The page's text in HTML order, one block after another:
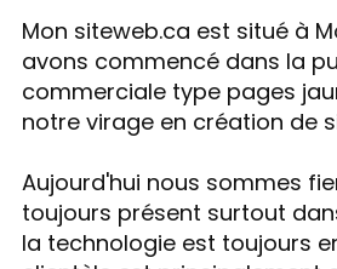
Expertise
Mon siteweb.ca est situé à
avons commencé dans la
commerciale type pages
notre virage en création de
Aujourd'hui nous sommes
toujours présent surtout
la technologie est toujours